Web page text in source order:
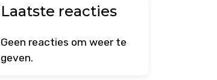
Laatste reacties
Geen reacties om weer te
geven.